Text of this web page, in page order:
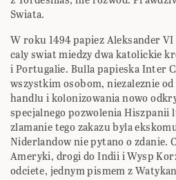
Swiata.
W roku 1494 papiez Aleksander
caly swiat miedzy dwa katolickie
i Portugalie. Bulla papieska Inter
wszystkim osobom, niezaleznie
handlu i kolonizowania nowo
specjalnego pozwolenia Hiszpanii
zlamanie tego zakazu byla
Niderlandow nie pytano o zdanie.
Ameryki, drogi do Indii i Wysp
odciete, jednym pismem z